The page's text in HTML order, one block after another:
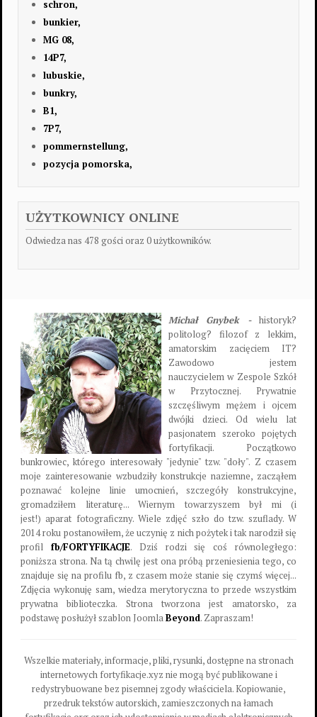
schron,
bunkier,
MG 08,
14P7,
lubuskie,
bunkry,
B1,
7P7,
pommernstellung,
pozycja pomorska,
UŻYTKOWNICY ONLINE
Odwiedza nas 478 gości oraz 0 użytkowników.
Michał Gnybek - historyk?
politolog? filozof z lekkim,
amatorskim zacięciem IT?
Zawodowo jestem
nauczycielem w Zespole Szkół
w Przytocznej. Prywatnie
szczęśliwym mężem i ojcem
dwójki dzieci. Od wielu lat
pasjonatem szeroko pojętych
fortyfikacji. Początkowo
bunkrowiec, którego interesowały "jedynie" tzw. "doły". Z czasem
moje zainteresowanie wzbudziły konstrukcje naziemne, zacząłem
poznawać kolejne linie umocnień, szczegóły konstrukcyjne,
gromadziłem literaturę... Wiernym towarzyszem był mi (i
jest!) aparat fotograficzny. Wiele zdjęć szło do tzw. szuflady. W
2014 roku postanowiłem, że uczynię z nich pożytek i tak narodził się
profil fb/FORTYFIKACJE. Dziś rodzi się coś równoległego:
poniższa strona. Na tą chwilę jest ona próbą przeniesienia tego, co
znajduje się na profilu fb, z czasem może stanie się czymś więcej...
Zdjęcia wykonuję sam, wiedza merytoryczna to przede wszystkim
prywatna biblioteczka. Strona tworzona jest amatorsko, za
podstawę posłużył szablon JoomlaBeyond. Zapraszam!
Wszelkie materiały, informacje, pliki, rysunki, dostępne na stronach
internetowych fortyfikacje.xyz nie mogą być publikowane i
redystrybuowane bez pisemnej zgody właściciela. Kopiowanie,
przedruk tekstów autorskich, zamieszczonych na łamach